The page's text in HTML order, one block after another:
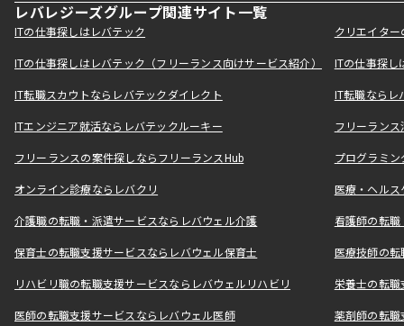
レバレジーズグループ関連サイト一覧
ITの仕事探しはレバテック クリエイタ
ITの仕事探しはレバテック（フリーランス向けサービス紹介） ITの仕事探
IT転職スカウトならレバテックダイレクト IT転職なら
ITエンジニア就活ならレバテックルーキー フリーラン
フリーランスの案件探しならフリーランスHub プログラミ
オンライン診療ならレバクリ 医療・ヘル
介護職の転職・派遣サービスならレバウェル介護 看護師の転
保育士の転職支援サービスならレバウェル保育士 医療技師の
リハビリ職の転職支援サービスならレバウェルリハビリ 栄養士の転
医師の転職支援サービスならレバウェル医師 薬剤師の転